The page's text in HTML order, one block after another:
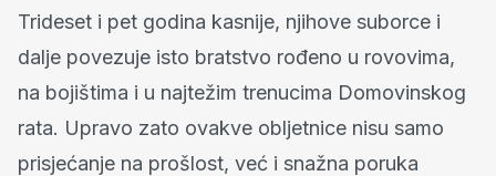
Trideset i pet godina kasnije, njihove suborce i
dalje povezuje isto bratstvo rođeno u rovovima,
na bojištima i u najtežim trenucima Domovinskog
rata. Upravo zato ovakve obljetnice nisu samo
prisjećanje na prošlost, već i snažna poruka